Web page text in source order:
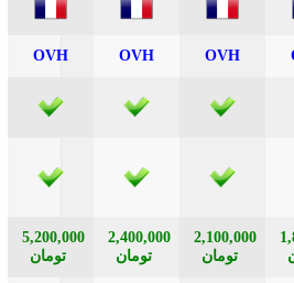
OVH OVH
5,200,000
تومان
2,400,000
تومان